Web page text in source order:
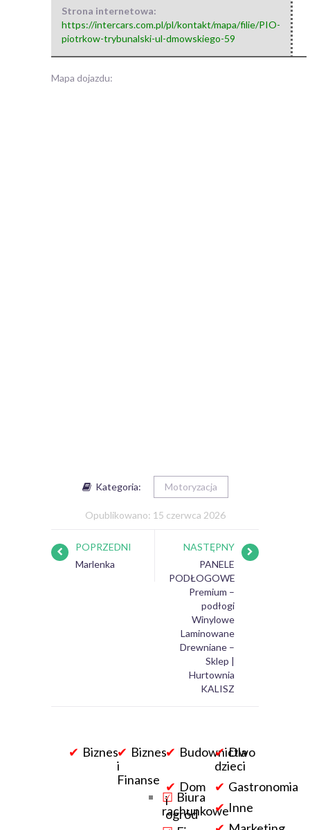
Strona internetowa:
https://intercars.com.pl/pl/kontakt/mapa/filie/PIO-
piotrkow-trybunalski-ul-dmowskiego-59
Mapa dojazdu:
Kategoria: Motoryzacja
Opublikowano: 15 czerwca 2026
POPRZEDNI
Marlenka
NASTĘPNY
PANELE
PODŁOGOWE
Premium –
podłogi
Winylowe
Laminowane
Drewniane –
Sklep |
Hurtownia
KALISZ
Biznes
Biznes
i
Finanse
Biura
rachunkowe
Budownictwo
Dla
dzieci
Dom
i
ogród
Gastronomia
Inne